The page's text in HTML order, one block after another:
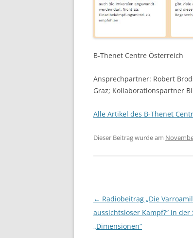
B-Thenet Centre Österreich
Ansprechpartner: Robert
Graz; Kollaborationspartner
Alle Artikel des B-Thenet
Dieser Beitrag wurde am
Beitragsnavigation
← Radiobeitrag „Die
aussichtsloser Kampf?“ in der
„Dimensionen“